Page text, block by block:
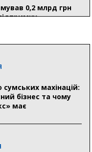
0,2 млрд грн
дітей із
оздоровилася
компенсацій на
сумських махінацій:
бізнес та чому
має